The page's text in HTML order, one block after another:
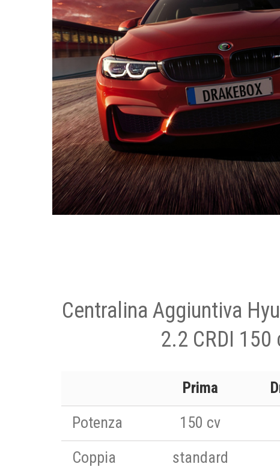
Centralina Aggiuntiva
2.2 CRDI 150
Prima
Potenza
150 cv
Coppia
standard